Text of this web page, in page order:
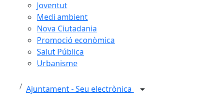
Joventut
Medi ambient
Nova Ciutadania
Promoció econòmica
Salut Pública
Urbanisme
Ajuntament - Seu electrònica